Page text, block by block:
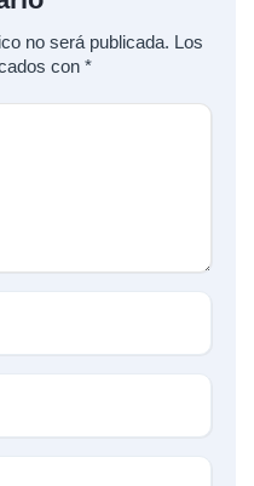
no será publicada. Los
con *